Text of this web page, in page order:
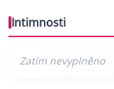
Intimnosti